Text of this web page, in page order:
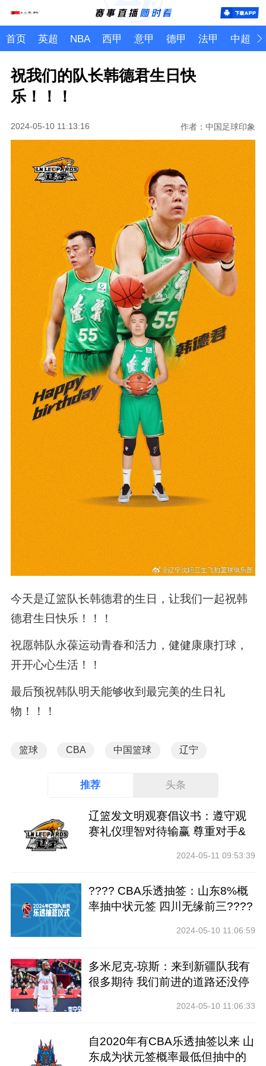
首页 英超 NBA 西甲 意甲 德甲 法甲 中超
祝我们的队长韩德君生日快
乐！！！
2024-05-10 11:13:16 作者：中国足球印象
今天是辽篮队长韩德君的生日，让我们一起祝韩
德君生日快乐！！！
祝愿韩队永葆运动青春和活力，健健康康打球，
开开心心生活！！
最后预祝韩队明天能够收到最完美的生日礼
物！！！
篮球 CBA 中国篮球 辽宁
推荐 头条
辽篮发文明观赛倡议书：遵守观
赛礼仪理智对待输赢 尊重对手&
2024-05-11 09:53:39
???? CBA乐透抽签：山东8%概
率抽中状元签 四川无缘前三????
2024-05-10 11:06:59
多米尼克-琼斯：来到新疆队我有
很多期待 我们前进的道路还没停
2024-05-10 11:06:33
自2020年有CBA乐透抽签以来 山
东成为状元签概率最低但抽中的